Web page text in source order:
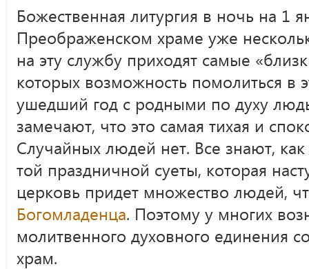
Божественная литургия в ночь на 1
Преображенском храме уже
на эту службу приходят самые
которых возможность помолиться в
ушедший год с родными по духу
замечают, что это самая тихая и
Случайных людей нет. Все знают,
той праздничной суеты, которая
церковь придет множество людей,
Богомладенца. Поэтому у многих
молитвенного духовного единения
храм.